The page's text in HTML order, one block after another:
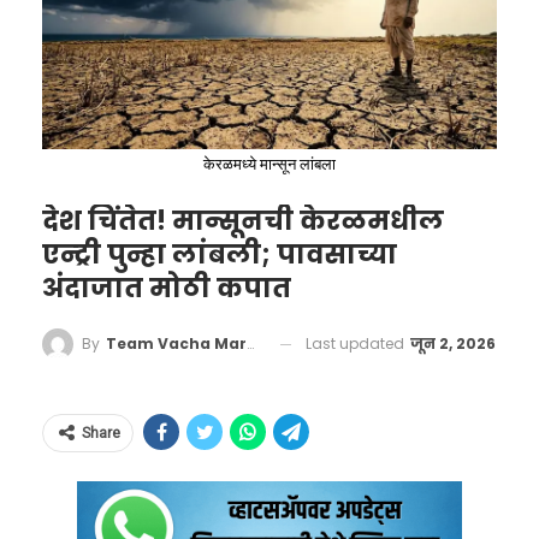
देण्यात आले आहेत.
मंत्र्यांचे परदेश दौरे रद्द:
खर्चात मोठी बचत
जागतिक संकटाचे गांभीर्य ओळखून महाराष्ट्र
केरळमध्ये मान्सून लांबला
देश चिंतेत! मान्सूनची केरळमधील
एन्ट्री पुन्हा लांबली; पावसाच्या
अंदाजात मोठी कपात
By Team Vacha Marathi Last updated जून 2, 2026
Share